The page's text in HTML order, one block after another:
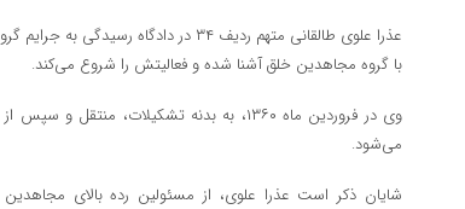
با گروه مجاهدین خلق آشنا شده و فعالیتش را شروع می‌کند.
وی در فروردین ماه ۱۳۶۰، به بدنه
می‌شود.
شایان ذکر است عذرا علوی، از مسئولین رده بالای